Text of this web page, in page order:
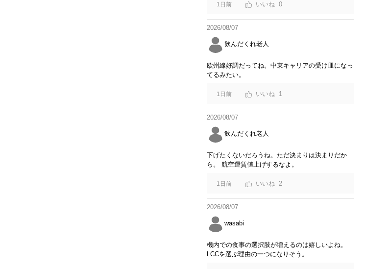
1日前 0
2026/08/07
飲んだくれ老人
欧州線好調だってね。中東キャリアの受け皿になっ
てるみたい。
1日前 1
2026/08/07
飲んだくれ老人
下げたくないだろうね。ただ決まりは決まりだか
ら。 航空運賃値上げするなよ。
1日前 2
2026/08/07
wasabi
機内での食事の選択肢が増えるのは嬉しいよね。
LCCを選ぶ理由の一つになりそう。